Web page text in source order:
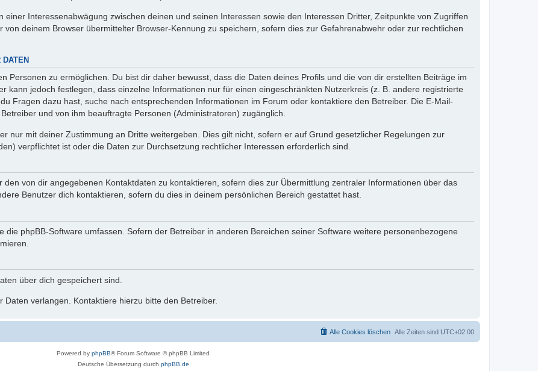
Interessenabwägung zwischen deinen und seinen Interessen sowie den Interessen Dritter, Zeitpunkte von Zugriffen
deinem Browser übermittelter Browser-Kennung zu speichern, sofern dies zur Gefahrenabwehr oder zur rechtlichen
Personen zu ermöglichen. Du bist dir daher bewusst, dass die Daten deines Profils und die von dir erstellten Beiträge im
kann jedoch festlegen, dass einzelne Informationen nur für einen eingeschränkten Nutzerkreis (z. B. andere registrierte
Fragen dazu hast, suche nach entsprechenden Informationen im Forum oder kontaktiere den Betreiber. Die E-Mail-
und von ihm beauftragte Personen (Administratoren) zugänglich.
nur mit deiner Zustimmung an Dritte weitergeben. Dies gilt nicht, sofern er auf Grund gesetzlicher Regelungen zur
verpflichtet ist oder die Daten zur Durchsetzung rechtlicher Interessen erforderlich sind.
von dir angegebenen Kontaktdaten zu kontaktieren, sofern dies zur Übermittlung zentraler Informationen über das
Benutzer dich kontaktieren, sofern du dies in deinem persönlichen Bereich gestattet hast.
die phpBB-Software umfassen. Sofern der Betreiber in anderen Bereichen seiner Software weitere personenbezogene
über dich gespeichert sind.
verlangen. Kontaktiere hierzu bitte den Betreiber.
Alle Zeiten sind UTC+02:00
Alle Cookies löschen
Powered by phpBB® Forum Software © phpBB Limited
Deutsche Übersetzung durch phpBB.de